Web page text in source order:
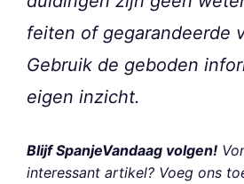
feiten of gegarandeerde
Gebruik de geboden
eigen inzicht.
Blijf SpanjeVandaag volgen!
interessant artikel? Voeg ons